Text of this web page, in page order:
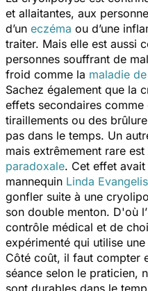
et allaitantes, aux
d’un eczéma ou d’une
traiter. Mais elle est aussi
personnes souffrant de
froid comme la maladie
Sachez également que la
effets secondaires
tiraillements ou des
pas dans le temps. Un
mais extrêmement rare
paradoxale. Cet effet avait
mannequin Linda
gonfler suite à une
son double menton. D'où
contrôle médical et de
expérimenté qui utilise
Côté coût, il faut compter
séance selon le praticien,
sont durables dans le